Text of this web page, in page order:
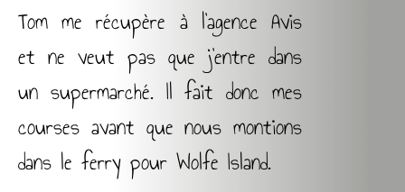
Tom me récupère à l’agence Avis
et ne veut pas que j’entre dans
un supermarché. Il fait donc mes
courses avant que nous montions
dans le ferry pour Wolfe Island.